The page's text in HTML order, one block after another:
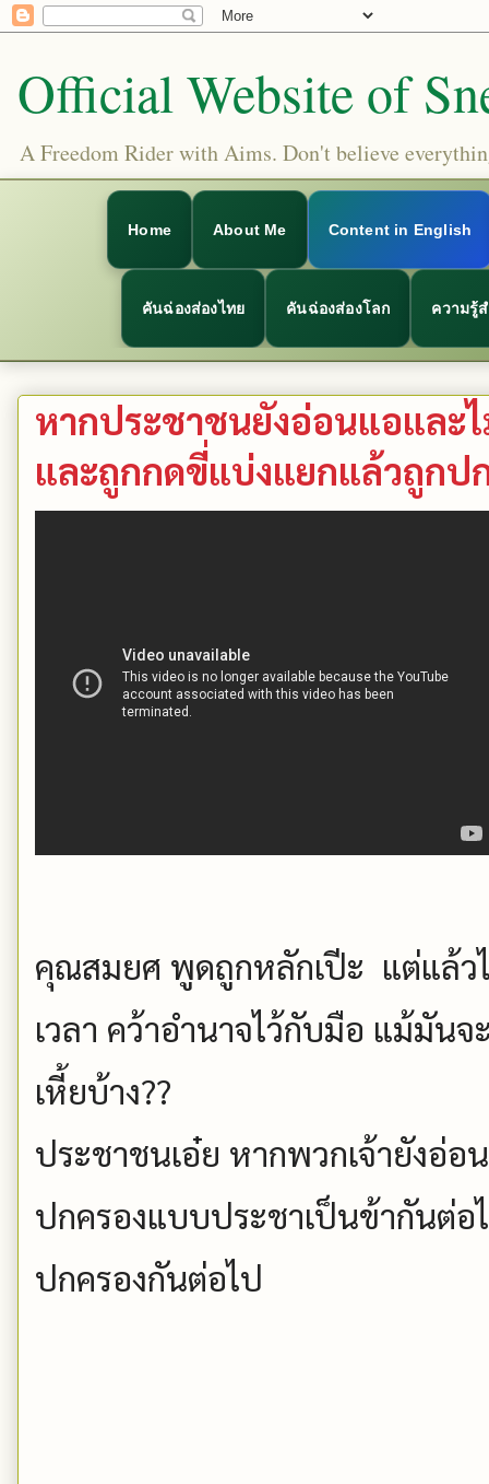
Official Website of
A Freedom Rider with Aims. Don't believe
Home About Me Content in English
คันฉ่องส่องไทย คันฉ่องส่องโลก ความรู้
หากประชาชนยังอ่อนแอและ
และถูกกดขี่แบ่งแยกแล้วถูกป
คุณสมยศ พูดถูกหลักเปีะ แต่แล้วไ
เวลา คว้าอำนาจไว้กับมือ แม้มัน
เหี้ยบ้าง??
ประชาชนเอ๋ย หากพวกเจ้ายังอ่อ
ปกครองแบบประชาเป็นข้ากันต่อ
ปกครองกันต่อไป